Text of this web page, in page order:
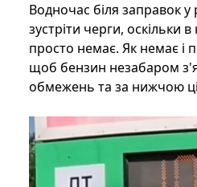
Водночас біля заправок у
зустріти черги, оскільки
просто немає. Як немає і
щоб бензин незабаром
обмежень та за нижчою